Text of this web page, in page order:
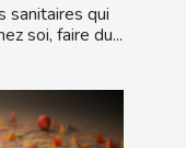
sanitaires qui
soi, faire du...